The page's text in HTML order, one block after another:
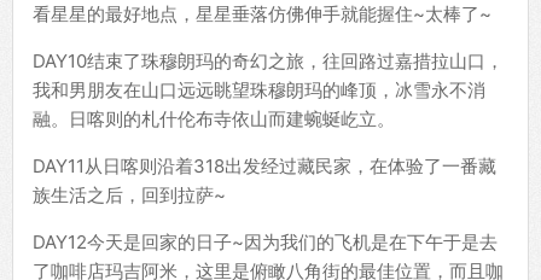
看星星的最好地点，星星垂落仿佛伸手就能握住~太棒了~
DAY10结束了珠穆朗玛的奇幻之旅，往回路过嘉措拉山口，
我和男朋友在山口远远眺望珠穆朗玛的峰顶，冰雪永不消
融。日喀则的札什伦布寺依山而建蜿蜒屹立。
DAY11从日喀则沿着318出发经过藏民家，在体验了一番藏
族生活之后，回到拉萨~
DAY12今天是回家的日子~因为我们的飞机是在下午于是去
了咖啡店玛吉阿米，这里是俯瞰八角街的最佳位置，而且咖